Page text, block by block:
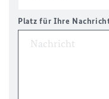
Platz für Ihre